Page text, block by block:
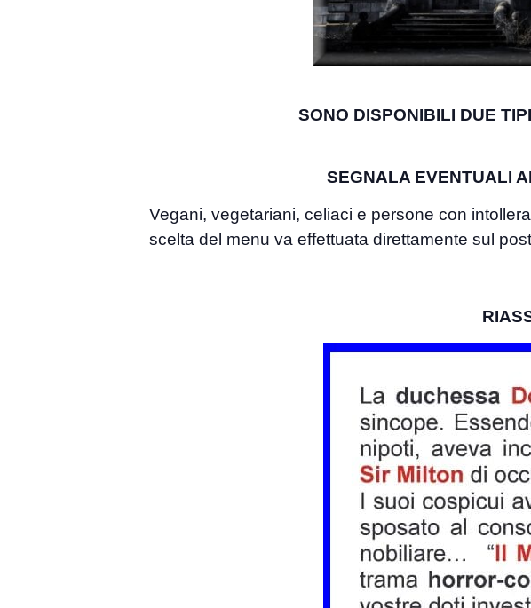
SONO DISPONIBILI DUE
SEGNALA EVENTUALI
Vegani, vegetariani, celiaci e persone con
scelta del menu va effettuata direttamente sul